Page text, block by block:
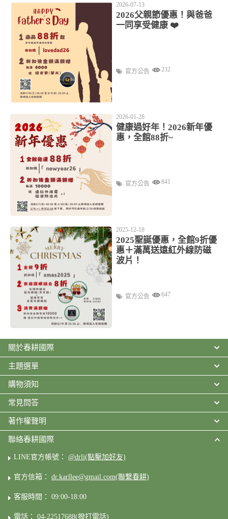
2026-07-13
2026父親節優惠！與爸爸
一同享受健康 ❤️
官方公告 232
2026-01-28
健康過好年！2026新年優
惠，全館88折~
官方公告 841
2025-12-18
2025聖誕優惠，全館9折優
惠＋滿萬送遠紅外線防磁
波片！
官方公告 647
關於春耕國際
主題選單
購物須知
常見問答
著作權聲明
聯絡春耕國際
LINE官方帳號： @drli(點擊加好友)
官方信箱： dr.karllee@gmail.com(聯繫春耕)
客服時間： 09:00-18:00
電話： 04-22517688(撥打電話)